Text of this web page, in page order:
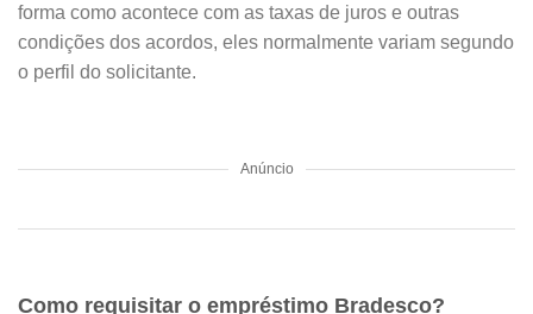
forma como acontece com as taxas de juros e outras
condições dos acordos, eles normalmente variam segundo
o perfil do solicitante.
Anúncio
Como requisitar o empréstimo Bradesco?